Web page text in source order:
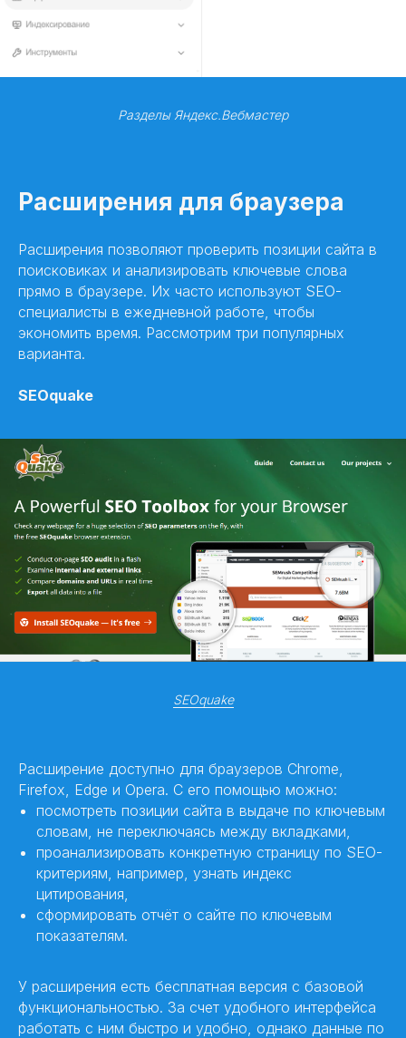
Разделы Яндекс.Вебмастер
Расширения для браузера
Расширения позволяют проверить позиции сайта в
поисковиках и анализировать ключевые слова
прямо в браузере. Их часто используют SEO-
специалисты в ежедневной работе, чтобы
экономить время. Рассмотрим три популярных
варианта.
SEOquake
SEOquake
Расширение доступно для браузеров Chrome,
Firefox, Edge и Opera. С его помощью можно:
посмотреть позиции сайта в выдаче по ключевым
словам, не переключаясь между вкладками,
проанализировать конкретную страницу по SEO-
критериям, например, узнать индекс
цитирования,
сформировать отчёт о сайте по ключевым
показателям.
У расширения есть бесплатная версия с базовой
функциональностью. За счет удобного интерфейса
работать с ним быстро и удобно, однако данные по